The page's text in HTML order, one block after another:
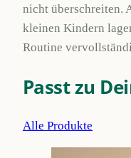
nicht überschreiten.
kleinen Kindern
Routine
Passt zu
Alle Produkte